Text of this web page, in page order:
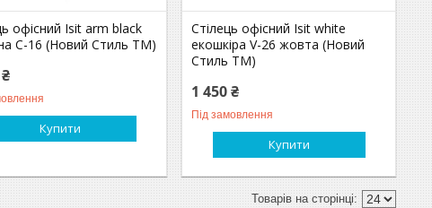
офісний Isit arm black
С-16 (Новий Стиль ТМ)
Купити
Стілець офісний Isit white
екошкіра V-26 жовта (Новий
Стиль ТМ)
1 450 ₴
Під замовлення
Купити